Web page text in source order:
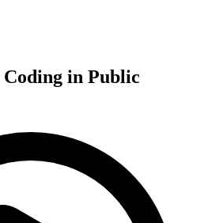
Coding in Public